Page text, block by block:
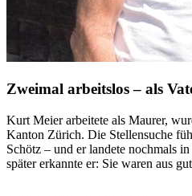
Zweimal arbeitslos – als
Kurt Meier arbeitete als Maurer,
Kanton Zürich. Die Stellensuche
Schötz – und er landete nochmals
später erkannte er: Sie waren aus